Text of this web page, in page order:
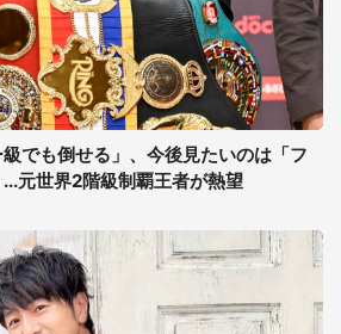
でも倒せる」、今後見たいのは「フ
元世界2階級制覇王者が熱望